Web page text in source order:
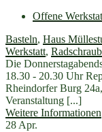
Offene
Basteln, Haus
Werkstatt,
Die
18.30 - 20.30 Uhr
Rheindorfer Burg
Veranstaltung [...]
Weitere Informationen
28 Apr.